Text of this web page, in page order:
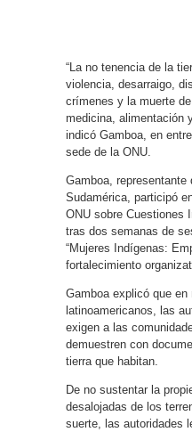
“La no tenencia de la
violencia, desarraigo,
crímenes y la muerte
medicina, alimentación
indicó Gamboa, en
sede de la ONU.
Gamboa, representante
Sudamérica, participó
ONU sobre Cuestiones
tras dos semanas de
“Mujeres Indígenas:
fortalecimiento
Gamboa explicó que
latinoamericanos, las
exigen a las
demuestren con
tierra que habitan.
De no sustentar la
desalojadas de los
suerte, las autoridades